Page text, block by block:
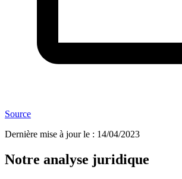
Source
Dernière mise à jour le : 14/04/2023
Notre analyse juridique